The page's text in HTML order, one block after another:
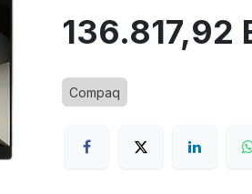
136.817,92
Compaq